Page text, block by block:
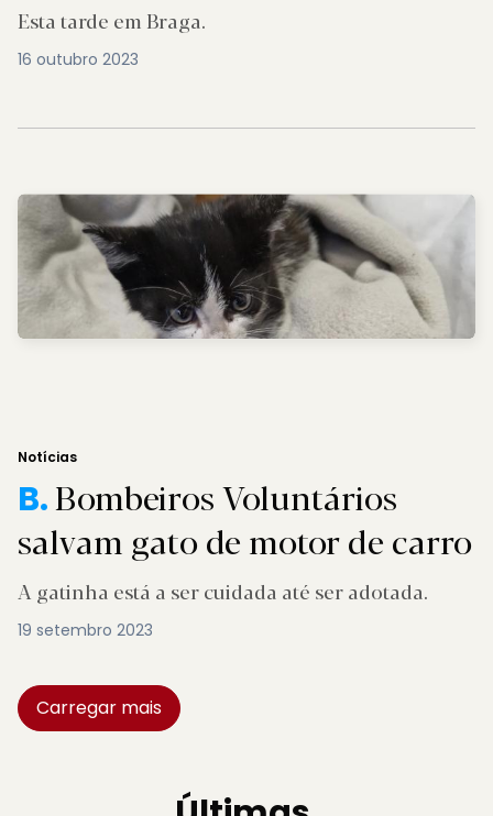
Esta tarde em Braga.
16 outubro 2023
Notícias
B.Bombeiros Voluntários
salvam gato de motor de carro
A gatinha está a ser cuidada até ser adotada.
19 setembro 2023
Carregar mais